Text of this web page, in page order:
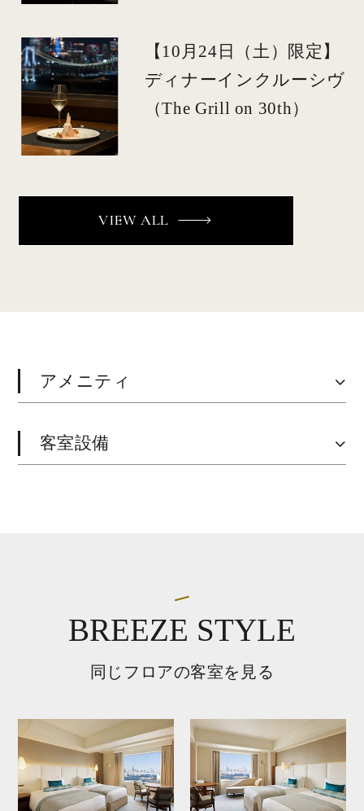
【10月24日（土）限定】
ディナーインクルーシヴ
（The Grill on 30th）
VIEW ALL
アメニティ
客室設備
BREEZE STYLE
同じフロアの客室を見る